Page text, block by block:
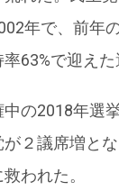
年で、前年
63%で迎えた
の2018年選
２議席増と
われた。